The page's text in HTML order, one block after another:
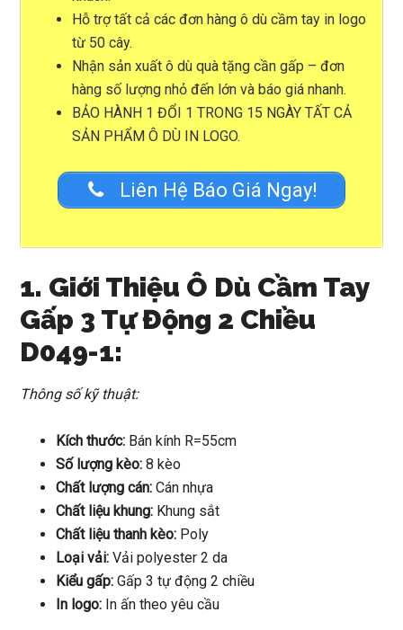
Hỗ trợ tất cả các đơn hàng ô dù cầm tay in logo
từ 50 cây.
Nhận sản xuất ô dù quà tặng cần gấp – đơn
hàng số lượng nhỏ đến lớn và báo giá nhanh.
BẢO HÀNH 1 ĐỔI 1 TRONG 15 NGÀY TẤT CẢ
SẢN PHẨM Ô DÙ IN LOGO.
Liên Hệ Báo Giá Ngay!
1. Giới Thiệu Ô Dù Cầm Tay
Gấp 3 Tự Động 2 Chiều
D049-1:
Thông số kỹ thuật:
Kích thước: Bán kính R=55cm
Số lượng kèo:8 kèo
Chất lượng cán: Cán nhựa
Chất liệu khung: Khung sắt
Chất liệu thanh kèo: Poly
Loại vải: Vải polyester 2 da
Kiểu gấp: Gấp 3 tự động 2 chiều
In logo: In ấn theo yêu cầu